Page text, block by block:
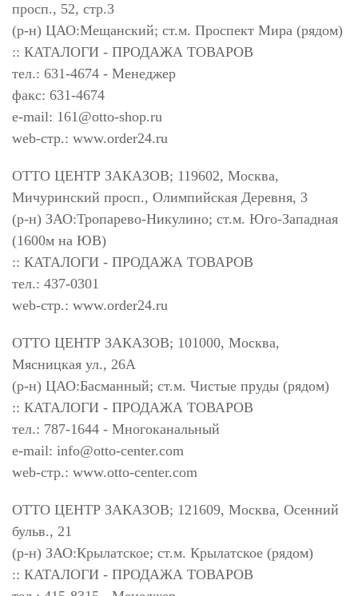
просп., 52, стр.3
(р-н) ЦАО:Мещанский; ст.м. Проспект Мира (рядом)
:: КАТАЛОГИ - ПРОДАЖА ТОВАРОВ
тел.: 631-4674 - Менеджер
факс: 631-4674
e-mail: 161@otto-shop.ru
web-стр.: www.order24.ru
ОТТО ЦЕНТР ЗАКАЗОВ; 119602, Москва,
Мичуринский просп., Олимпийская Деревня, 3
(р-н) ЗАО:Тропарево-Никулино; ст.м. Юго-Западная
(1600м на ЮВ)
:: КАТАЛОГИ - ПРОДАЖА ТОВАРОВ
тел.: 437-0301
web-стр.: www.order24.ru
ОТТО ЦЕНТР ЗАКАЗОВ; 101000, Москва,
Мясницкая ул., 26А
(р-н) ЦАО:Басманный; ст.м. Чистые пруды (рядом)
:: КАТАЛОГИ - ПРОДАЖА ТОВАРОВ
тел.: 787-1644 - Многоканальный
e-mail: info@otto-center.com
web-стр.: www.otto-center.com
ОТТО ЦЕНТР ЗАКАЗОВ; 121609, Москва, Осенний
бульв., 21
(р-н) ЗАО:Крылатское; ст.м. Крылатское (рядом)
:: КАТАЛОГИ - ПРОДАЖА ТОВАРОВ